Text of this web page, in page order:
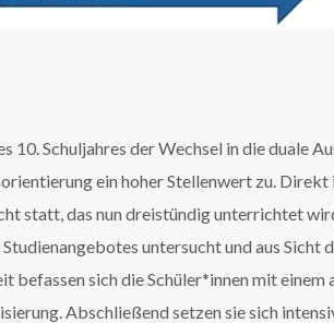
10. Schuljahres der Wechsel in die duale
ein hoher Stellenwert zu.
statt, das nun dreistündig unterrichtet
untersucht und aus
befassen sich die Schüler*innen mit
Abschließend setzen sie sich